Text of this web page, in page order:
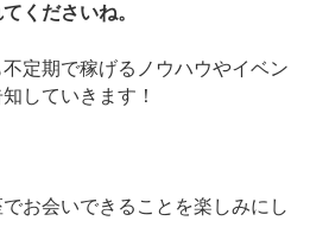
くださいね。
定期で稼げるノウハウやイベン
していきます！
お会いできることを楽しみにし